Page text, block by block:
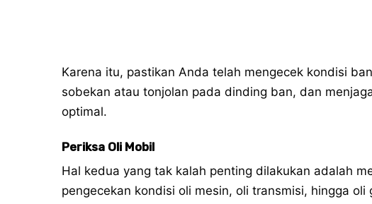
Karena itu, pastikan Anda telah mengecek kondisi
sobekan atau tonjolan pada dinding ban, dan
optimal.
Periksa Oli Mobil
Hal kedua yang tak kalah penting dilakukan adalah
pengecekan kondisi oli mesin, oli transmisi, hingga oli